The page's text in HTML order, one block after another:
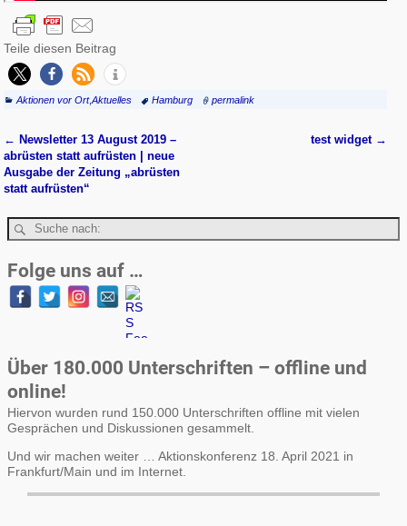
Teile diesen Beitrag
Aktionen vor Ort,Aktuelles Hamburg permalink
Artikelnavigation
← Newsletter 13 August 2019 –
abrüsten statt aufrüsten | neue
Ausgabe der Zeitung „abrüsten
statt aufrüsten“
test widget →
Folge uns auf …
Über 180.000 Unterschriften – offline und
online!
Hiervon wurden rund 150.000 Unterschriften offline mit vielen
Gesprächen und Diskussionen gesammelt.
Und wir machen weiter … Aktionskonferenz 18. April 2021 in
Frankfurt/Main und im Internet.